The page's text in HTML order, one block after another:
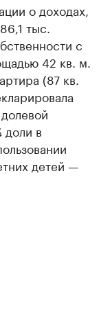
о доходах,
тыс.
с
42 кв. м.
(87 кв.
доли в
детей —